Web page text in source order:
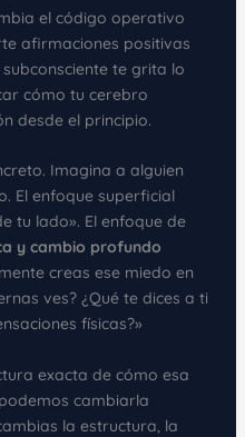
el código operativo
afirmaciones positivas
te grita lo
cómo tu cerebro
desde el principio.
Imagina a alguien
El enfoque superficial
tu lado». El enfoque de
y cambio profundo
creas ese miedo en
ves? ¿Qué te dices a ti
físicas?»
exacta de cómo esa
cambiarla
la estructura, la